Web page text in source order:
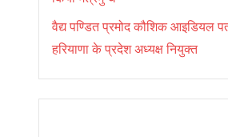
वैद्य पण्डित प्रमोद कौशिक आइडियल
हरियाणा के प्रदेश अध्यक्ष नियुक्त